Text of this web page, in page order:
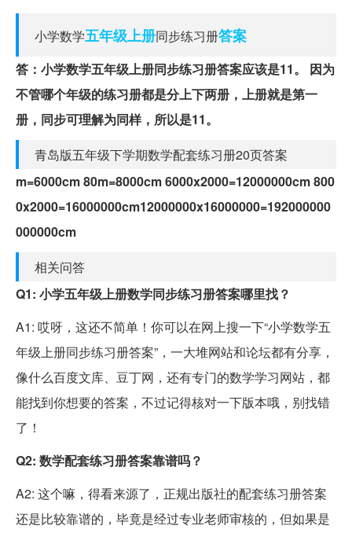
小学数学五年级上册同步练习册答案
答：小学数学五年级上册同步练习册答案应该是11。
因为
不管哪个年级的练习册都是分上下两册，上册就是第一
册，同步可理解为同样，所以是11。
青岛版五年级下学期数学配套练习册20页答案
m=6000cm 80m=8000cm 6000x2000=12000000cm 800
0x2000=16000000cm12000000x16000000=192000000
000000cm
相关问答
Q1: 小学五年级上册数学同步练习册答案哪里找？
A1: 哎呀，这还不简单！你可以在网上搜一下“小学数学五
年级上册同步练习册答案”，一大堆网站和论坛都有分享，
像什么百度文库、豆丁网，还有专门的数学学习网站，都
能找到你想要的答案，不过记得核对一下版本哦，别找错
了！
Q2: 数学配套练习册答案靠谱吗？
A2: 这个嘛，得看来源了，正规出版社的配套练习册答案
还是比较靠谱的，毕竟是经过专业老师审核的，但如果是